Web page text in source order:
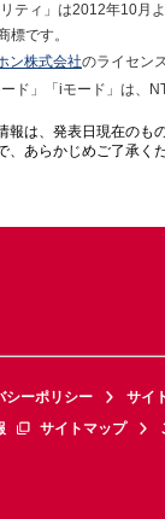
リティ」は2012年10
標です。
ン株式会社のライセン
ード」「iモード」は、
報は、発表日現在のも
、あらかじめご了承く
シーポリシー
サイ
サイトマップ